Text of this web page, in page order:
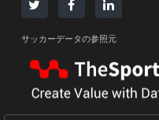
サッカーデータの参照元